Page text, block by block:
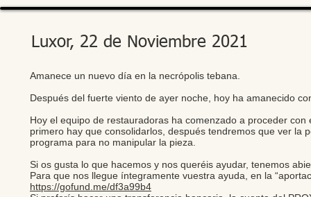
Luxor, 22 de Noviembre 2021
Amanece un nuevo día en la necrópolis tebana.
Después del fuerte viento de ayer noche, hoy ha amanecido
Hoy el equipo de restauradoras ha comenzado a proceder
primero hay que consolidarlos, después tendremos que ver la
programa para no manipular la pieza.
Si os gusta lo que hacemos y nos queréis ayudar, tenemos
Para que nos llegue íntegramente vuestra ayuda, en la
https://gofund.me/df3a99b4